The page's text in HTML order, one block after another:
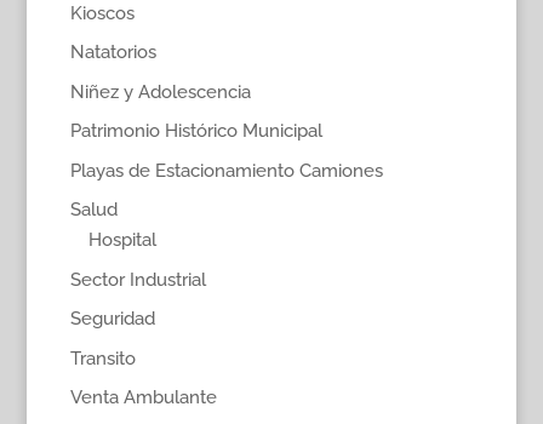
Kioscos
Natatorios
Niñez y Adolescencia
Patrimonio Histórico Municipal
Playas de Estacionamiento Camiones
Salud
Hospital
Sector Industrial
Seguridad
Transito
Venta Ambulante